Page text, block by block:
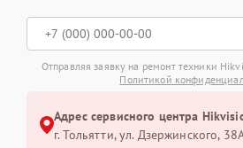
Отправляя заявку на ремонт техники
Политикой
Адрес сервисного центра
г. Тольятти, ул. Дзержинского,